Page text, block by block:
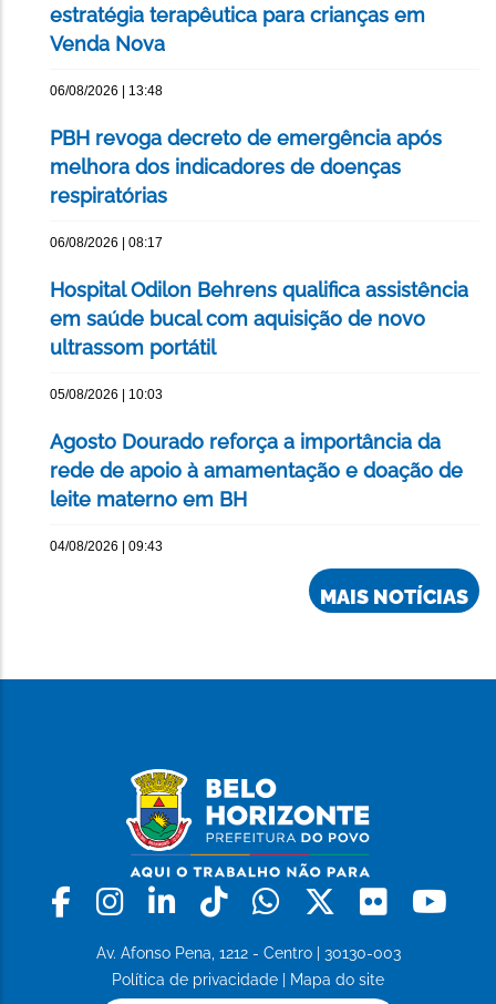
estratégia terapêutica para crianças em
Venda Nova
06/08/2026 | 13:48
PBH revoga decreto de emergência após
melhora dos indicadores de doenças
respiratórias
06/08/2026 | 08:17
Hospital Odilon Behrens qualifica assistência
em saúde bucal com aquisição de novo
ultrassom portátil
05/08/2026 | 10:03
Agosto Dourado reforça a importância da
rede de apoio à amamentação e doação de
leite materno em BH
04/08/2026 | 09:43
MAIS NOTÍCIAS
Facebook
Instagram
LinkedinTiktokWhatsapp
X Flickr
Av. Afonso Pena, 1212 - Centro | 30130-003
Política de privacidade
Mapa do site